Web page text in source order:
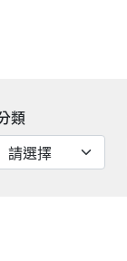
圍結束
類